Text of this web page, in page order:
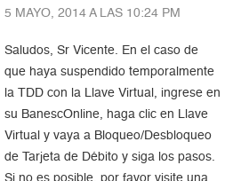
5 MAYO, 2014 A LAS 10:24 PM
Saludos, Sr Vicente. En el caso de
que haya suspendido temporalmente
la TDD con la Llave Virtual, ingrese en
su BanescOnline, haga clic en Llave
Virtual y vaya a Bloqueo/Desbloqueo
de Tarjeta de Débito y siga los pasos.
Si no es posible, por favor visite una